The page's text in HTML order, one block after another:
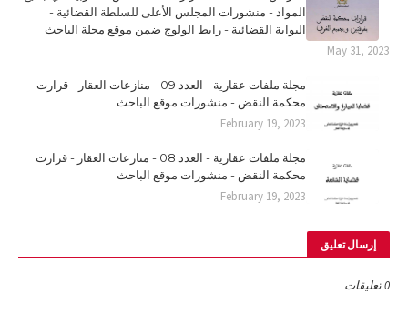
المواد - منشورات المجلس الأعلى للسلطة القضائية -
البوابة القضائية - رابط الولوج ضمن موقع مجلة الباحث
May 31, 2023
مجلة ملفات عقارية - العدد 09 - منازعات العقار - قرارت
محكمة النقض - منشورات موقع الباحث
February 19, 2023
مجلة ملفات عقارية - العدد 08 - منازعات العقار - قرارت
محكمة النقض - منشورات موقع الباحث
February 19, 2023
إرسال تعليق
0 تعليقات